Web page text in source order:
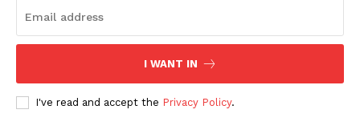
I WANT IN
I've read and accept the Privacy Policy.